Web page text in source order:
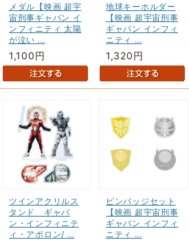
メダル【映画 超宇
宙刑事ギャバン イ
ンフィニティ 太陽
が泣い …
1,100円
地球キーホルダー
【映画 超宇宙刑事
ギャバン インフィ
ニティ …
1,320円
ツインアクリルス
タンド ギャバ
ン・インフィニテ
ィ・アポロン/ …
ピンバッジセット
【映画 超宇宙刑事
ギャバン インフィ
ニティ …